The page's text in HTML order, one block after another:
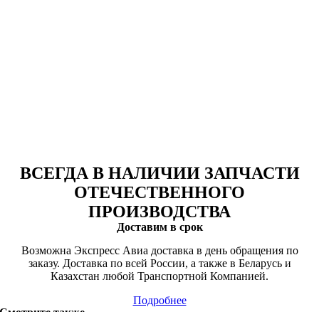
ВСЕГДА В НАЛИЧИИ ЗАПЧАСТИ
ОТЕЧЕСТВЕННОГО
ПРОИЗВОДСТВА
Доставим в срок
Возможна Экспресс Авиа доставка в день обращения по
заказу. Доставка по всей России, а также в Беларусь и
Казахстан любой Транспортной Компанией.
Подробнее